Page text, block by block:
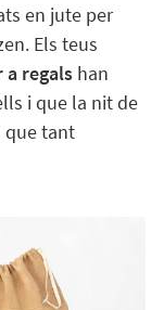
en jute per
Els teus
a regals han
i que la nit de
que tant